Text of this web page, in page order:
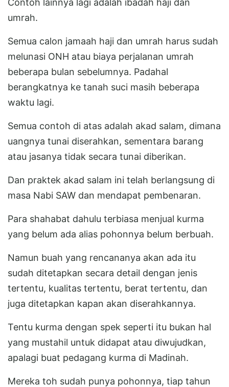
Contoh lainnya lagi adalah ibadah haji dan
umrah.
Semua calon jamaah haji dan umrah harus sudah
melunasi ONH atau biaya perjalanan umrah
beberapa bulan sebelumnya. Padahal
berangkatnya ke tanah suci masih beberapa
waktu lagi.
Semua contoh di atas adalah akad salam, dimana
uangnya tunai diserahkan, sementara barang
atau jasanya tidak secara tunai diberikan.
Dan praktek akad salam ini telah berlangsung di
masa Nabi SAW dan mendapat pembenaran.
Para shahabat dahulu terbiasa menjual kurma
yang belum ada alias pohonnya belum berbuah.
Namun buah yang rencananya akan ada itu
sudah ditetapkan secara detail dengan jenis
tertentu, kualitas tertentu, berat tertentu, dan
juga ditetapkan kapan akan diserahkannya.
Tentu kurma dengan spek seperti itu bukan hal
yang mustahil untuk didapat atau diwujudkan,
apalagi buat pedagang kurma di Madinah.
Mereka toh sudah punya pohonnya, tiap tahun